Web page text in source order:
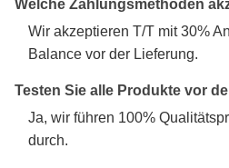
Wir akzeptieren T/T mit 30%
Balance vor der Lieferung.
Testen Sie alle Produkte vor
Ja, wir führen 100%
durch.